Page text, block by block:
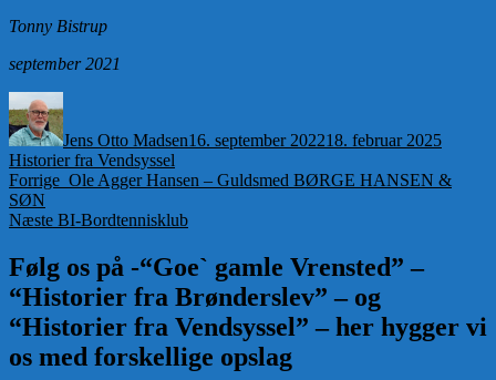
Tonny Bistrup
september 2021
Jens Otto Madsen16. september 202218. februar 2025
Historier fra Vendsyssel
Indlægsnavigation
Forrige Forrige
Ole Agger Hansen – Guldsmed BØRGE HANSEN &
SØN
Næste Næste
BI-Bordtennisklub
Følg os på -“Goe` gamle Vrensted” –
“Historier fra Brønderslev” – og
“Historier fra Vendsyssel” – her hygger vi
os med forskellige opslag